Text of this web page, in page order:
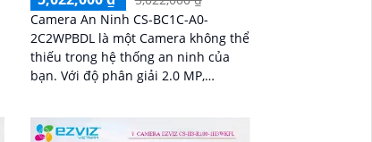
Camera An Ninh CS-BC1C-A0-
2C2WPBDL là một Camera không thể
thiếu trong hệ thống an ninh của
bạn. Với độ phân giải 2.0 MP,